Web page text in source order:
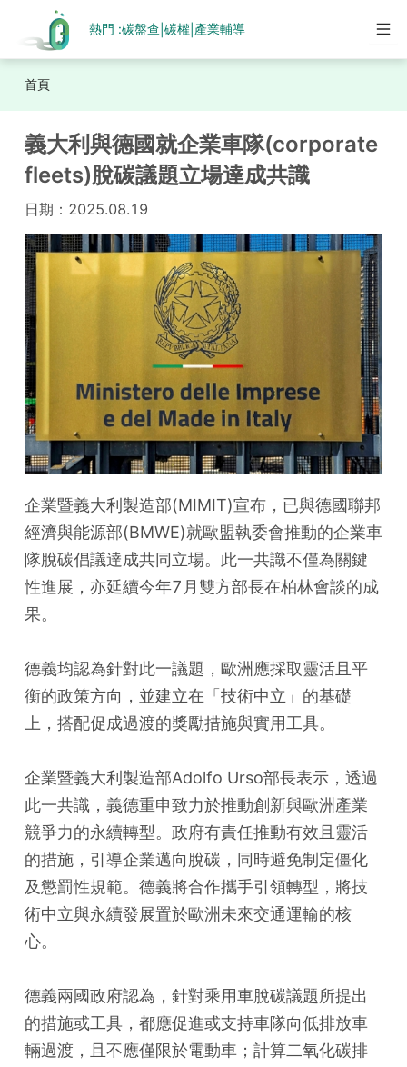
熱門 :碳盤查 碳權| 產業輔導
首頁
義大利與德國就企業車隊(corporate
fleets)脫碳議題立場達成共識
日期： 2025.08.19
企業暨義大利製造部(MIMIT)宣布，已與德國聯邦
經濟與能源部(BMWE)就歐盟執委會推動的企業車
隊脫碳倡議達成共同立場。此一共識不僅為關鍵
性進展，亦延續今年7月雙方部長在柏林會談的成
果。
德義均認為針對此一議題，歐洲應採取靈活且平
衡的政策方向，並建立在「技術中立」的基礎
上，搭配促成過渡的獎勵措施與實用工具。
企業暨義大利製造部Adolfo Urso部長表示，透過
此一共識，義德重申致力於推動創新與歐洲產業
競爭力的永續轉型。政府有責任推動有效且靈活
的措施，引導企業邁向脫碳，同時避免制定僵化
及懲罰性規範。德義將合作攜手引領轉型，將技
術中立與永續發展置於歐洲未來交通運輸的核
心。
德義兩國政府認為，針對乘用車脫碳議題所提出
的措施或工具，都應促進或支持車隊向低排放車
輛過渡，且不應僅限於電動車；計算二氧化碳排